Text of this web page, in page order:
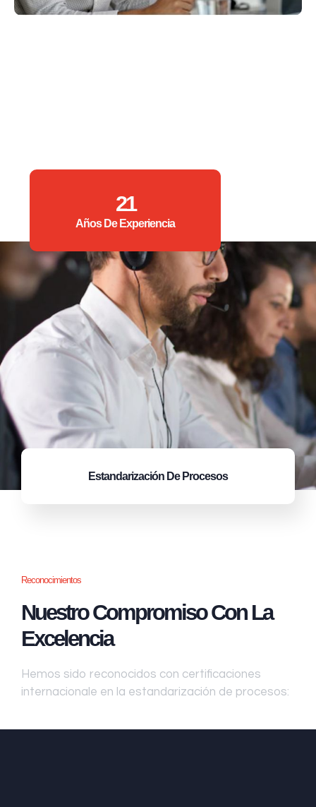
21
Años De Experiencia
Estandarización De Procesos
Reconocimientos
Nuestro Compromiso Con La
Excelencia
Hemos sido reconocidos con certificaciones
internacionale en la estandarización de procesos: